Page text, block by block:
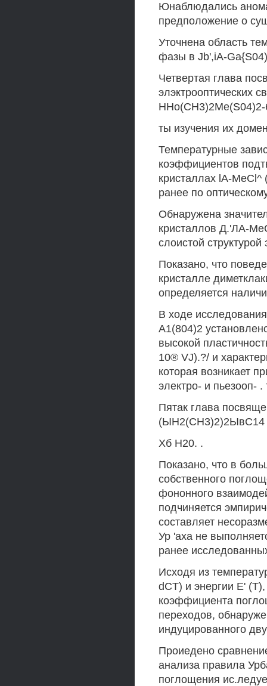
Юнаблюдались
предположение о
Уточнена область
фазы в Jb',iA-
Четвертая глава
элэктрооптических
ты изучения их
Температурные
коэффициентов
кристаллах lA-
ранее по
Обнаружена
кристаллов Д.'ЛА-
слоистой структурой
Показано, что
кристалле
определяется
В ходе
А1(804)2
высокой
10® VJ).?/ и
которая возникает
электро- и пьезооп- .
Пятак глава
(ЫН2(СН3)2)2ЫвС14
Хб Н20. .
Показано, что в
собственного
фононного
подчиняется
составляет
Ур 'axa не
ранее
Исходя из
dCT) и энергии Е'
коэффициента
переходов,
индуцированного
Проиедено
анализа правила
поглощения